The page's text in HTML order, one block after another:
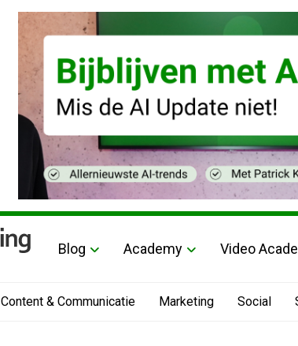
Blog Academy Video
Content & Communicatie Marketing Social